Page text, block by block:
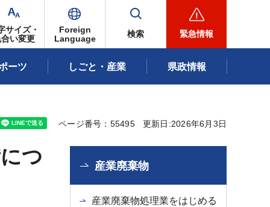
サイズ・
い変更
Foreign
Language
検索 緊急情報
ーツ しごと・産業 県政情報
ページ番号：55495 更新日:2026年6月3日
つ 産業廃棄物
産業廃棄物処理業をはじめる